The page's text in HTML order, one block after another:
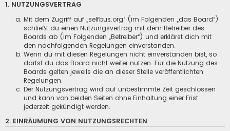
1. NUTZUNGSVERTRAG
Mit dem Zugriff auf „selfbus.org“ (im Folgenden „das Board“)
schließt du einen Nutzungsvertrag mit dem Betreiber des
Boards ab (im Folgenden „Betreiber“) und erklärst dich mit
den nachfolgenden Regelungen einverstanden.
Wenn du mit diesen Regelungen nicht einverstanden bist, so
darfst du das Board nicht weiter nutzen. Für die Nutzung des
Boards gelten jeweils die an dieser Stelle veröffentlichten
Regelungen.
Der Nutzungsvertrag wird auf unbestimmte Zeit geschlossen
und kann von beiden Seiten ohne Einhaltung einer Frist
jederzeit gekündigt werden.
2. EINRÄUMUNG VON NUTZUNGSRECHTEN